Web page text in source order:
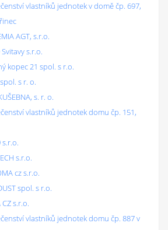
vlastníků jednotek v domě čp. 697,
AGT, s.r.o.
Svitavy s.r.o.
kopec 21 spol. s r.o.
spol. s r. o.
s. r. o.
vlastníků jednotek domu čp. 151,
s.r.o.
s.r.o.
cz s.r.o.
spol. s r.o.
CZ s.r.o.
vlastníků jednotek domu čp. 887 v